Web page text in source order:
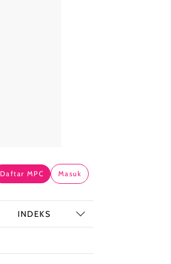
Daftar MPC Masuk
INDEKS